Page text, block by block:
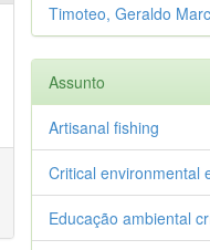
Timoteo, Geraldo
Assunto
Artisanal fishing
Critical environmental
Educação ambiental